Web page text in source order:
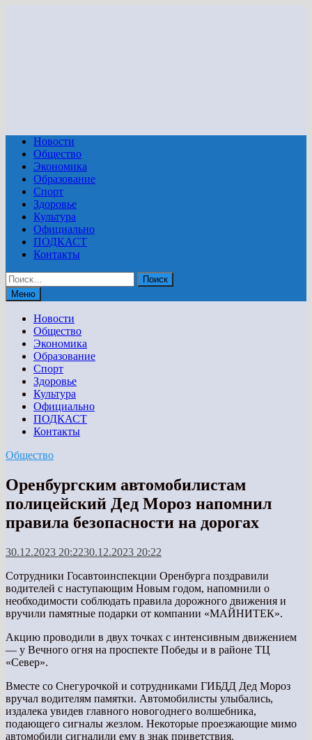
Новости
Общество
Экономика
Образование
Спорт
Здоровье
Культура
Официально
ПОДКАСТ
Контакты
Найти:
Меню
Новости
Общество
Экономика
Образование
Спорт
Здоровье
Культура
Официально
ПОДКАСТ
Контакты
Общество
Оренбургским автомобилистам
полицейский Дед Мороз напомнил
правила безопасности на дорогах
30.12.2023 20:2230.12.2023 20:22
Сотрудники Госавтоинспекции Оренбурга поздравили
водителей с наступающим Новым годом, напомнили о
необходимости соблюдать правила дорожного движения и
вручили памятные подарки от компании «МАЙНИТЕК».
Акцию проводили в двух точках с интенсивным движением
— у Вечного огня на проспекте Победы и в районе ТЦ
«Север».
Вместе со Снегурочкой и сотрудниками ГИБДД Дед Мороз
вручал водителям памятки. Автомобилисты улыбались,
издалека увидев главного новогоднего волшебника,
подающего сигналы жезлом. Некоторые проезжающие мимо
автомобили сигналили ему в знак приветствия.